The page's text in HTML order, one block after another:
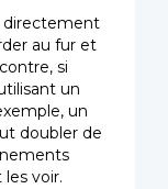
directement
au fur et
si
un
un
doubler de
voir.